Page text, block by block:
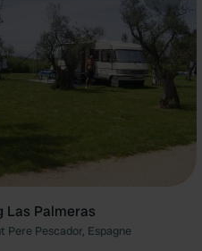
Préféré
Las Palmeras
Pere Pescador, Espagne